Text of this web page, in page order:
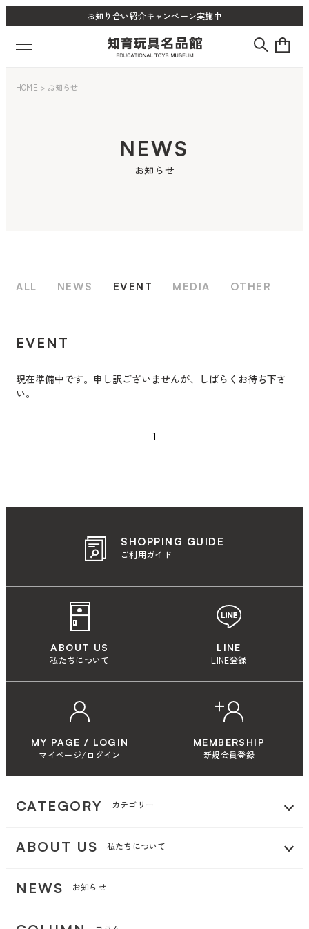
お知り合い紹介キャンペーン実施中
HOME > お知らせ
NEWS
お知らせ
ALL NEWS EVENT MEDIA OTHER
EVENT
現在準備中です。申し訳ございませんが、しばらくお待ち下さ
い。
1
SHOPPING GUIDE
ご利用ガイド
ABOUT US
私たちについて
LINE
LINE登録
MY PAGE / LOGIN
マイページ/ログイン
MEMBERSHIP
新規会員登録
CATEGORY カテゴリー
ABOUT US 私たちについて
NEWS お知らせ